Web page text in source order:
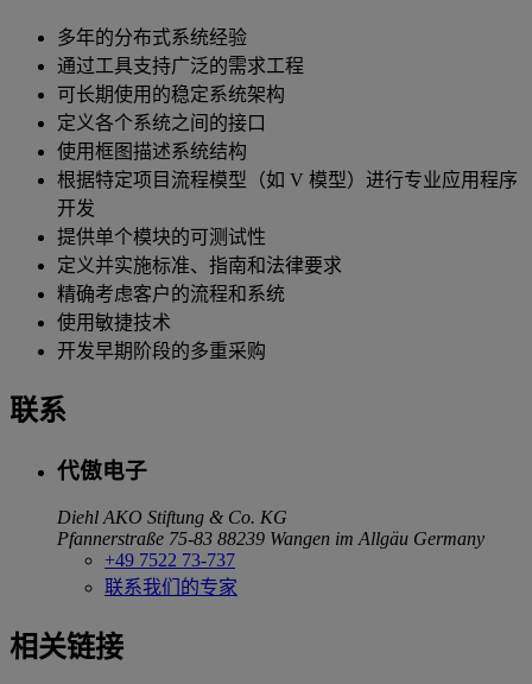
多年的分布式系统经验
通过工具支持广泛的需求工程
可长期使用的稳定系统架构
定义各个系统之间的接口
使用框图描述系统结构
根据特定项目流程模型（如 V 模型）进行专业应用程序
开发
提供单个模块的可测试性
定义并实施标准、指南和法律要求
精确考虑客户的流程和系统
使用敏捷技术
开发早期阶段的多重采购
联系
代傲电子
Diehl AKO Stiftung & Co. KG
Pfannerstraße 75-83 88239 Wangen im Allgäu Germany
+49 7522 73-737
联系我们的专家
相关链接